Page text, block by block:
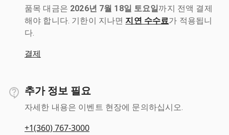
품목 대금은 2026년 7월 18일 토요일까지 전액 결제
해야 합니다. 기한이 지나면 지연 수수료가 적용됩니
다.
결제
추가 정보 필요
자세한 내용은 이벤트 현장에 문의하십시오.
+1(360) 767-3000